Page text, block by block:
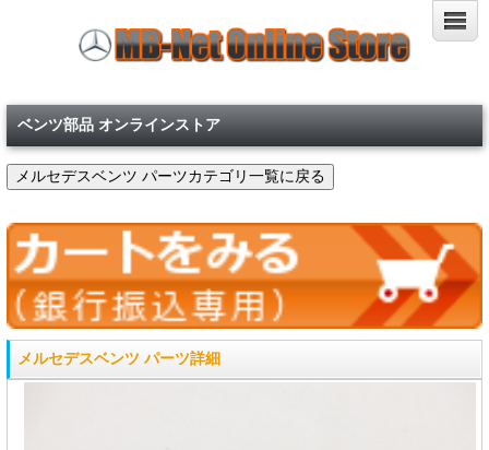
ベンツ部品 オンラインストア
メルセデスベンツ パーツ詳細